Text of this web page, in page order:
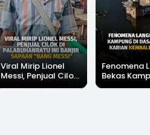
Viral Mirip Lionel
Messi, Penjual Cilok
di Palabuhanratu Ini
Fenomena
Bekas
Dasar